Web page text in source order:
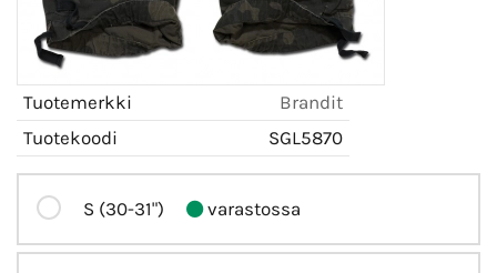
Tuotemerkki
Brandit
Tuotekoodi
SGL5870
S (30-31") varastossa